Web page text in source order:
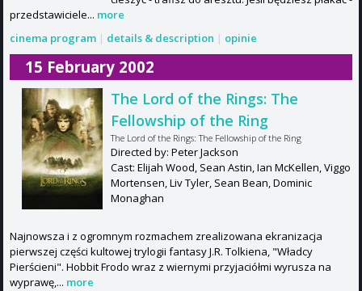
przedstawiciele... more
cinema program | details & description | opinie
15 February 2002
The Lord of the Rings: The
Fellowship of the Ring
The Lord of the Rings: The Fellowship of the Ring
Directed by: Peter Jackson
Cast: Elijah Wood, Sean Astin, Ian McKellen, Viggo
Mortensen, Liv Tyler, Sean Bean, Dominic
Monaghan
Najnowsza i z ogromnym rozmachem zrealizowana ekranizacja
pierwszej części kultowej trylogii fantasy J.R. Tolkiena, "Władcy
Pierścieni". Hobbit Frodo wraz z wiernymi przyjaciółmi wyrusza na
wyprawę,... more